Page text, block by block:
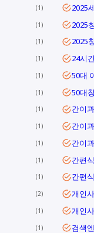
1 2025
1 2025
1 2025
1 24시
1 50대
1 50대
1 간이
1 간이
1 간이
1 간편
1 간편
2 개인
1 개인
1 검색